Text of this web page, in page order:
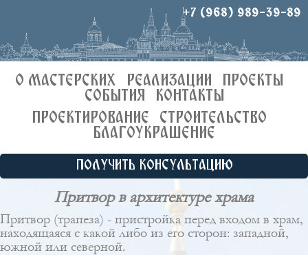
+7 (968) 989-39-89
О МАСТЕРСКИХ РЕАЛИЗАЦИИ
ПРОЕКТЫ
СОБЫТИЯ
КОНТАКТЫ
ПРОЕКТИРОВАНИЕ
СТРОИТЕЛЬСТВО
БЛАГОУКРАШЕНИЕ
ПОЛУЧИТЬ КОНСУЛЬТАЦИЮ
Притвор в архитектуре храма
Притвор (трапеза) - пристройка перед входом в храм,
находящаяся с какой либо из его сторон: западной,
южной или северной.